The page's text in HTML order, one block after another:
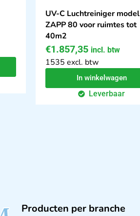
UV-C Luchtreiniger model
ZAPP 80 voor ruimtes tot
40m2
€1.857,35 incl. btw
1535 excl. btw
In winkelwagen
Leverbaar
Producten per branche